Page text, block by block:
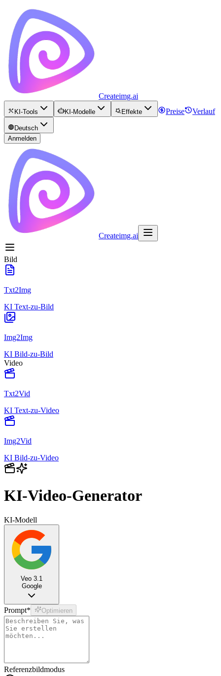
Createimg.ai
KI-Tools KI-Modelle Effekte Preise Verlauf
Deutsch
Anmelden
Createimg.ai
Bild
Txt2Img
KI Text‑zu‑Bild
Img2Img
KI Bild‑zu‑Bild
Video
Txt2Vid
KI Text‑zu‑Video
Img2Vid
KI Bild‑zu‑Video
KI-Video-Generator
KI-Modell
Veo 3.1
Google
Prompt* Optimieren
Referenzbildmodus